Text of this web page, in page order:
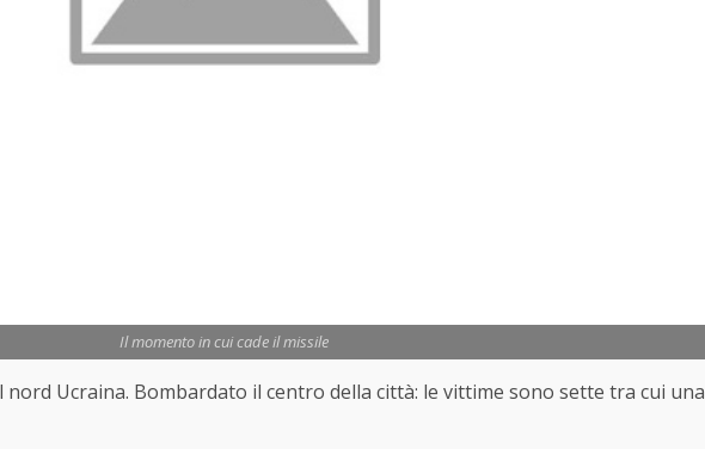
Il momento in cui cade il missile
Ucraina. Bombardato il centro della città: le vittime sono sette tra cui una